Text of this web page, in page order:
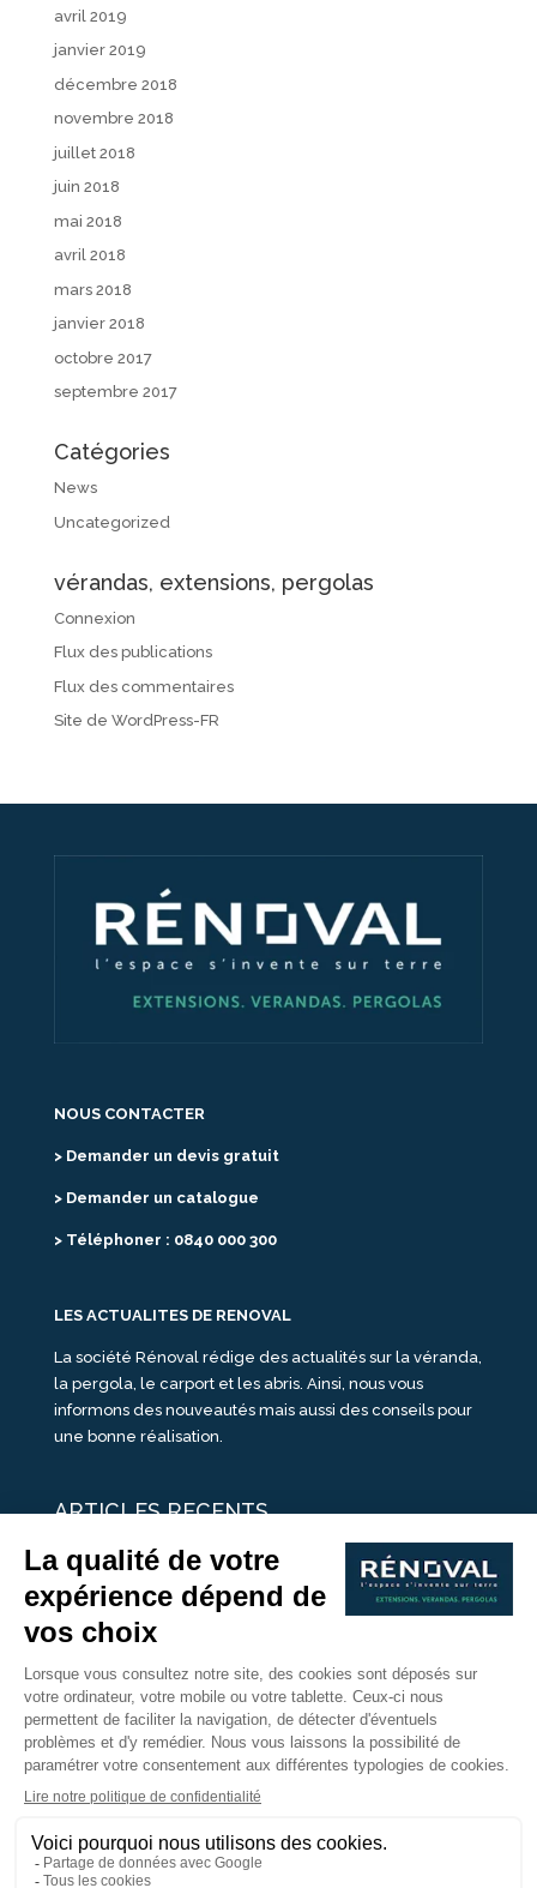
avril 2019
janvier 2019
décembre 2018
novembre 2018
juillet 2018
juin 2018
mai 2018
avril 2018
mars 2018
janvier 2018
octobre 2017
septembre 2017
Catégories
News
Uncategorized
vérandas, extensions, pergolas
Connexion
Flux des publications
Flux des commentaires
Site de WordPress-FR
NOUS CONTACTER
> Demander un devis gratuit
> Demander un catalogue
> Téléphoner : 0840 000 300
LES ACTUALITES DE RENOVAL
La société Rénoval rédige des actualités sur la véranda,
la pergola, le carport et les abris. Ainsi, nous vous
informons des nouveautés mais aussi des conseils pour
une bonne réalisation.
ARTICLES RECENTS
25 idées de vérandas design
Un été pour une véranda
Portes Ouvertes Véranda Extension Suisse | 26-27 Juin
portes ouvertes véranda sur mesure
Nous Suivre